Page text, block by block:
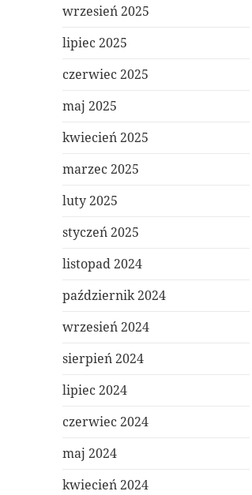
wrzesień 2025
lipiec 2025
czerwiec 2025
maj 2025
kwiecień 2025
marzec 2025
luty 2025
styczeń 2025
listopad 2024
październik 2024
wrzesień 2024
sierpień 2024
lipiec 2024
czerwiec 2024
maj 2024
kwiecień 2024